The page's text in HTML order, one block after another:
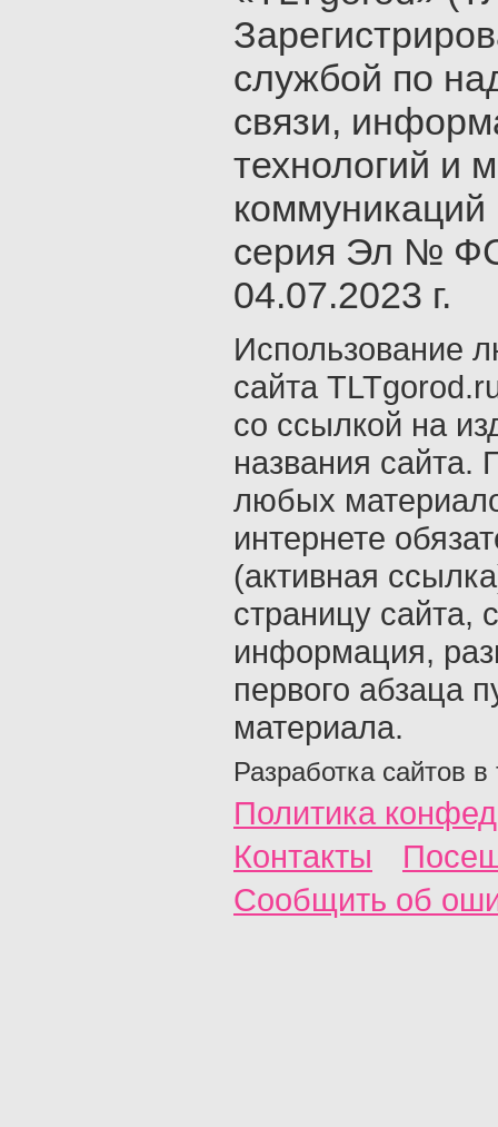
службой по
связи,
технологий и
серия Эл №
04.07.2023 г.
Использование
сайта
со ссылкой на
названия сайта.
любых
интернете
(активная
страницу сайта,
информация,
первого абзаца
материала.
Разработка сайтов в
Политика
Контакты
Сообщить об